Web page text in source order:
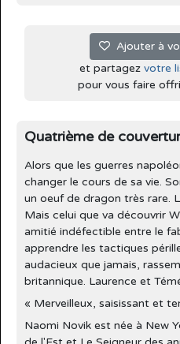
Ajouter à
et partagez votre
pour vous faire
Quatrième de
Alors que les guerres
changer le cours de sa vie.
un oeuf de dragon très rare.
Mais celui que va découvrir
amitié indéfectible entre le
apprendre les tactiques
audacieux que jamais,
britannique. Laurence et
« Merveilleux, saisissant et
Naomi Novik est née à New